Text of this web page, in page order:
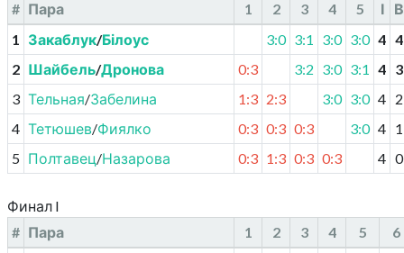
# Пара 1 2 3 4 5 І
В
1 Закаблук/Білоус 3:0 3:1 3:0 3:0 4 4
2 Шайбель/Дронова 0:3 3:2 3:0 3:1 4 3
3 Тельная/Забелина 1:3 2:3 3:0 3:0 4 2
4 Тетюшев/Фиялко 0:3 0:3 0:3 3:0 4 1
5 Полтавец/Назарова 0:3 1:3 0:3 0:3 4 0
Финал I
# Пара 1 2 3 4 5
6